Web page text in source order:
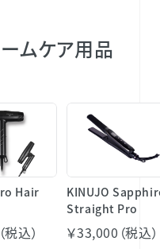
ムケア用品
Hair
込）
KINUJO
Straight Pro
￥33,000（税込）